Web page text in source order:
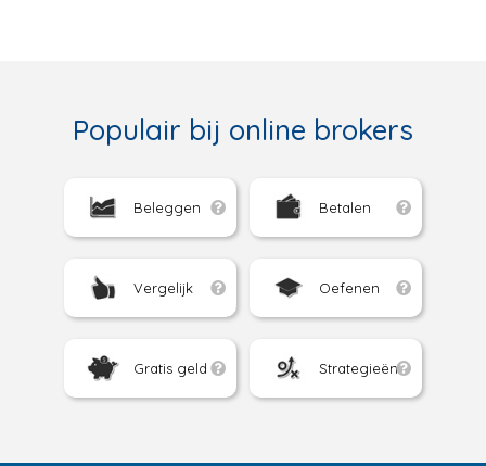
Populair bij online brokers
Beleggen Betalen
Vergelijk Oefenen
Gratis geld Strategieën